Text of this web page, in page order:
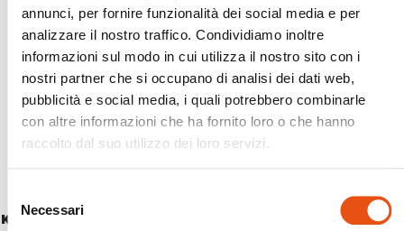
annunci, per fornire funzionalità dei social media e per
analizzare il nostro traffico. Condividiamo inoltre
informazioni sul modo in cui utilizza il nostro sito con i
nostri partner che si occupano di analisi dei dati web,
pubblicità e social media, i quali potrebbero combinarle
con altre informazioni che ha fornito loro o che hanno
raccolto dal suo utilizzo dei loro servizi.
delNecessari
KUNENE JACKET MAN